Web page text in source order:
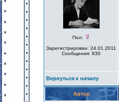
Пол:
Зарегистрирован: 24.01.2011
Сообщения: 930
Вернуться к началу
Автор